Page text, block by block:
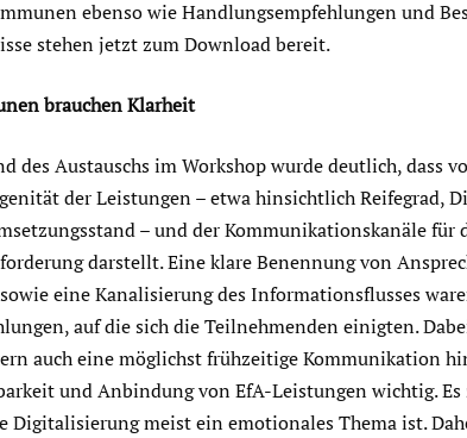
ebenso wie Handlungsempfehlungen und
stehen jetzt zum Download bereit.
brauchen Klarheit
des Austauschs im Workshop wurde deutlich, dass
der Leistungen – etwa hinsichtlich Reifegrad,
– und der Kommunikationskanäle für
darstellt. Eine klare Benennung von
eine Kanalisierung des Informationsflusses
auf die sich die Teilnehmenden einigten.
auch eine möglichst frühzeitige Kommunikation
und Anbindung von EfA-Leistungen wichtig. Es
Digitalisierung meist ein emotionales Thema ist.